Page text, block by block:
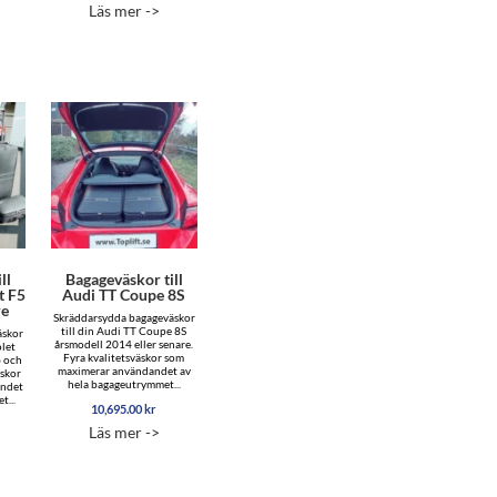
Läs mer ->
F5
och
Bagageväskor till
Audi TT Coupe 8S
Skräddarsydda bagageväskor
till din Audi TT Coupe 8S
årsmodell 2014 eller senare.
Fyra kvalitetsväskor som
maximerar användandet av
hela bagageutrymmet...
10,695.00kr
Läs mer ->